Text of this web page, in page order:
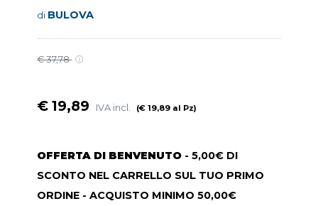
di BULOVA
€ 37,78
€ 19,89 IVA incl. (€ 19,89 al Pz)
OFFERTA DI BENVENUTO - 5,00€ DI
SCONTO NEL CARRELLO SUL TUO PRIMO
ORDINE - ACQUISTO MINIMO 50,00€